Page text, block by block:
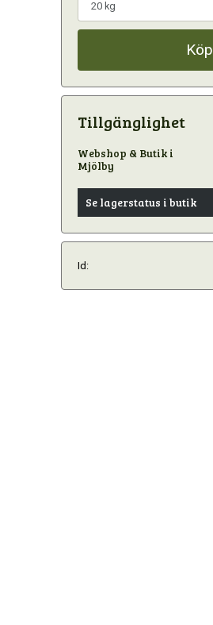
Köp
Tillgänglighet
Webshop & Butik i
Mjölby
Se lagerstatus i butik
Id: